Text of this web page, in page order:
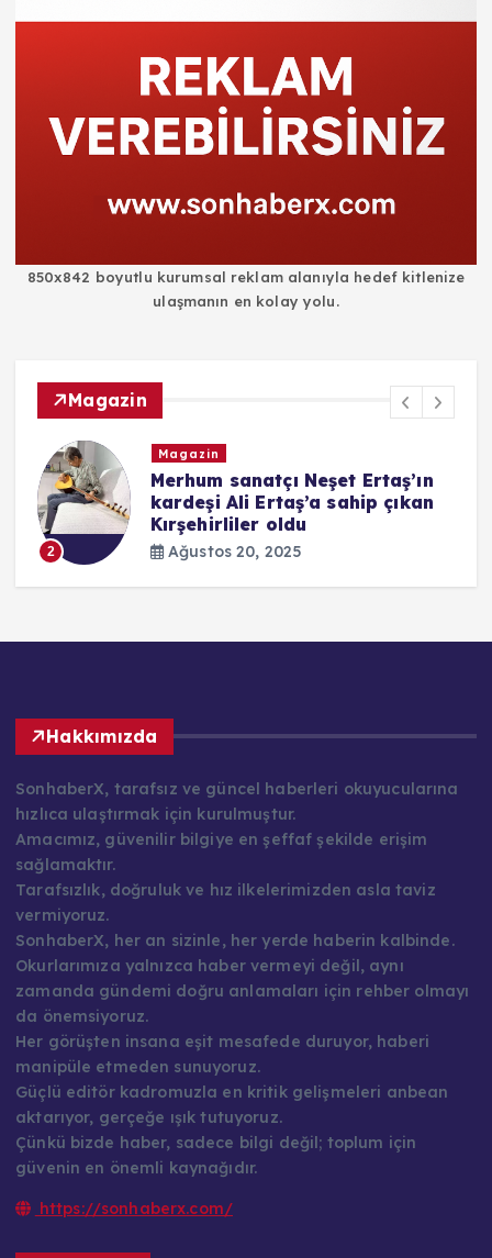
850x842 boyutlu kurumsal reklam alanıyla hedef kitlenize
ulaşmanın en kolay yolu.
Magazin
2
Magazin
Merhum sanatçı Neşet Ertaş’ın
kardeşi Ali Ertaş’a sahip çıkan
Kırşehirliler oldu
Ağustos 20, 2025
Hakkımızda
SonhaberX, tarafsız ve güncel haberleri okuyucularına
hızlıca ulaştırmak için kurulmuştur.
Amacımız, güvenilir bilgiye en şeffaf şekilde erişim
sağlamaktır.
Tarafsızlık, doğruluk ve hız ilkelerimizden asla taviz
vermiyoruz.
SonhaberX, her an sizinle, her yerde haberin kalbinde.
Okurlarımıza yalnızca haber vermeyi değil, aynı
zamanda gündemi doğru anlamaları için rehber olmayı
da önemsiyoruz.
Her görüşten insana eşit mesafede duruyor, haberi
manipüle etmeden sunuyoruz.
Güçlü editör kadromuzla en kritik gelişmeleri anbean
aktarıyor, gerçeğe ışık tutuyoruz.
Çünkü bizde haber, sadece bilgi değil; toplum için
güvenin en önemli kaynağıdır.
https://sonhaberx.com/